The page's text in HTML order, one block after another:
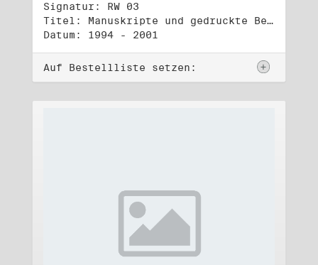
Signatur: RW 03
Titel: Manuskripte und gedruckte Belege (3)
Datum: 1994 - 2001
Auf Bestellliste setzen: